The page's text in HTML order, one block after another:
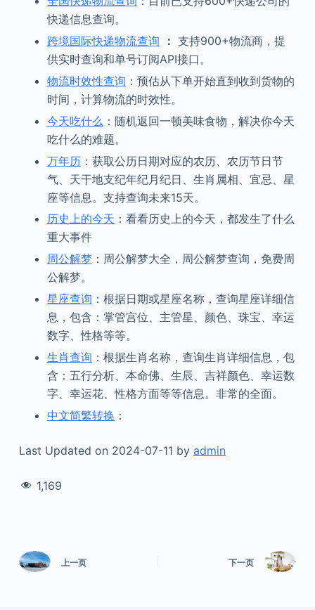
快递信息查询。
跨境国际快递物流查询
： 支持900+物流商，提
供实时查询和单号订阅API接口。
物流时效性查询 ：预估从下单开始直到收到货物的
时间，计算物流的时效性。
今天吃什么 ：随机返回一顿美味食物，解决你今天
吃什么的难题。
万年历：获取公历日期对应的农历、农历节日节
气、天干地支纪年纪月纪日、生肖属相、宜忌、星
座等信息。支持查询未来15天。
历史上的今天 ：看看历史上的今天，都发生了什么
重大事件
周公解梦：周公解梦大全，周公解梦查询，免费周
公解梦。
星座查询 ：根据日期或星座名称，查询星座详细信
息，包含：掌管宫位、主管星、颜色、珠宝、幸运
数字、性格等等。
生肖查询 ：根据生肖名称，查询生肖详细信息，包
含：五行分析、本命佛、生辰、吉祥颜色、幸运数
字、幸运花、性格方面等等信息。非常的全面。
中文简繁转换 ：
Last Updated on 2024-07-11 by admin
1,169
上一页 下一页